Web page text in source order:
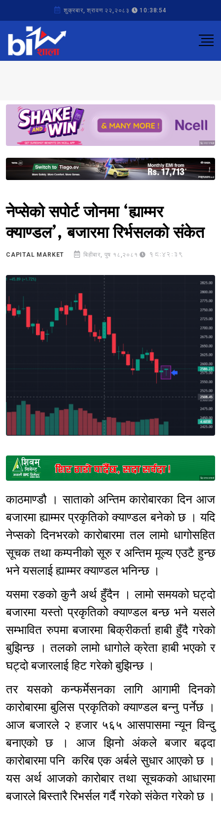
शुक्रबार, श्रावण २२,२०८३ 10:38:54
Sponsored
Sponsored
नेप्सेको सपोर्ट जोनमा ‘ह्याम्मर
क्याण्डल’, बजारमा रिर्भसलको संकेत
CAPITAL MARKET बिहीबार, पुष १८,२०८१ 18:42:39
Sponsored
काठमाण्डौ । साताको अन्तिम कारोबारका दिन आज
बजारमा ह्याम्मर प्रकृतिको क्याण्डल बनेको छ । यदि
नेप्सको दिनभरको कारोबारमा तल लामो धागोसहित
सूचक तथा कम्पनीको सूरु र अन्तिम मूल्य एउटै हुन्छ
भने यसलाई ह्याम्मर क्याण्डल भनिन्छ ।
यसमा रङको कुनै अर्थ हुँदैन । लामो समयको घट्दो
बजारमा यस्तो प्रकृतिको क्याण्डल बन्छ भने यसले
सम्भावित रुपमा बजारमा बिक्रीकर्ता हाबी हुँदै गरेको
बुझिन्छ । तलको लामो धागोले क्रेता हाबी भएको र
घट्दो बजारलाई हिट गरेको बुझिन्छ ।
तर यसको कन्फर्मेसनका लागि आगामी दिनको
कारोबारमा बुलिस प्रकृतिको क्याण्डल बन्नु पर्नेछ ।
आज बजारले २ हजार ५६५ आसपासमा न्यून विन्दु
बनाएको छ । आज झिनो अंकले बजार बढ्दा
कारोबारमा पनि करिब एक अर्बले सुधार आएको छ ।
यस अर्थ आजको कारोबार तथा सूचकको आधारमा
बजारले बिस्तारै रिभर्सल गर्दै गरेको संकेत गरेको छ ।